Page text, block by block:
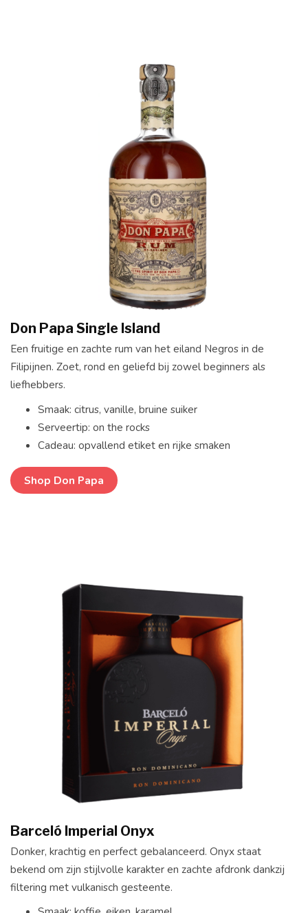
Don Papa Single Island
Een fruitige en zachte rum van het eiland Negros in de
Filipijnen. Zoet, rond en geliefd bij zowel beginners als
liefhebbers.
Smaak: citrus, vanille, bruine suiker
Serveertip: on the rocks
Cadeau: opvallend etiket en rijke smaken
Shop Don Papa
Barceló Imperial Onyx
Donker, krachtig en perfect gebalanceerd. Onyx staat
bekend om zijn stijlvolle karakter en zachte afdronk dankzij
filtering met vulkanisch gesteente.